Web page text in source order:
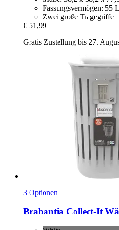
Fassungsvermögen: 55
Zwei große Tragegriffe
€ 51,99
Gratis Zustellung bis 27.
3 Optionen
Brabantia Collect-​It